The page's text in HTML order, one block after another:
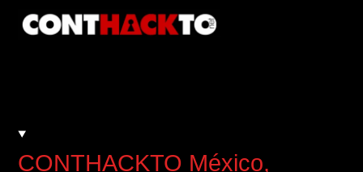
CONTHACKTO México,